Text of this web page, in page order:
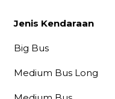
Jenis Kendaraan
Jenis Kendaraan
Big Bus
Medium Bus Long